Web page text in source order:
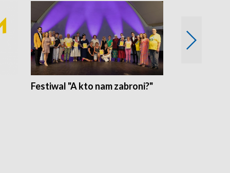
Festiwal "A kto nam zabroni?"